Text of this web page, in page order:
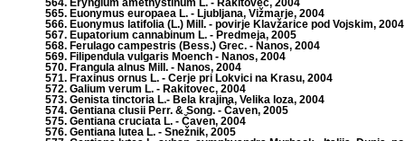
564. Eryngium amethystinum L. - Rakitovec, 2004
565. Euonymus europaea L. - Ljubljana, Vižmarje, 2004
566. Euonymus latifolia (L.) Mill. - povirje Klavžarice pod Vojskim, 2004
567. Eupatorium cannabinum L. - Predmeja, 2005
568. Ferulago campestris (Bess.) Grec. - Nanos, 2004
569. Filipendula vulgaris Moench - Nanos, 2004
570. Frangula alnus Mill. - Nanos, 2004
571. Fraxinus ornus L. - Cerje pri Lokvici na Krasu, 2004
572. Galium verum L. - Rakitovec, 2004
573. Genista tinctoria L.- Bela krajina, Velika loza, 2004
574. Gentiana clusii Perr. & Song. - Čaven, 2005
575. Gentiana cruciata L. - Čaven, 2004
576. Gentiana lutea L. - Snežnik, 2005